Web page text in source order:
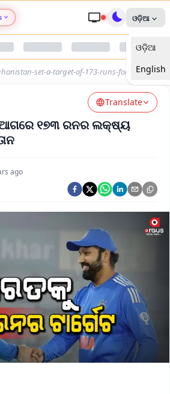
Nari Shakti
Health Connect
Swaad Odisha
ଓଡ଼ିଆ
ଓଡ଼ିଆ
English
set-a-target-of-173-runs-for-india
Translate
ଆଗରେ ୧୭୩ ରନର ଲକ୍ଷ୍ୟ
ago